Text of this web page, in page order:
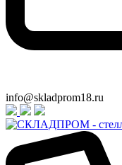
info@skladprom18.ru